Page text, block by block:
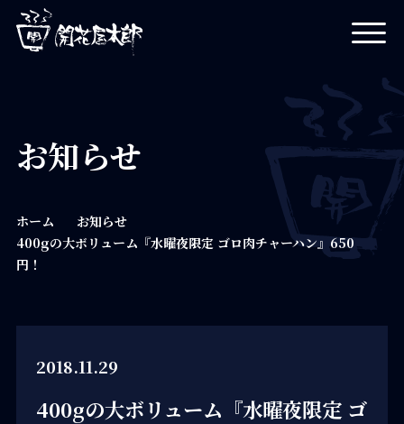
お知らせ
ホーム
お知らせ
400gの大ボリューム『水曜夜限定 ゴロ肉チャーハン』650
円！
2018.11.29
400gの大ボリューム『水曜夜限定 ゴ